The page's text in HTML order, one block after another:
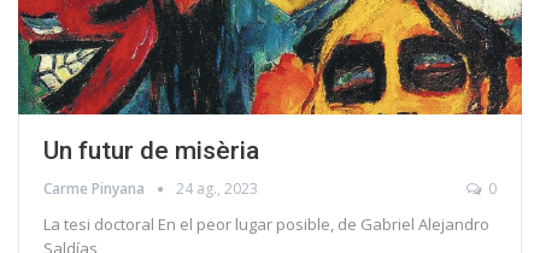
Un futur de misèria
Carme Pinyana 24 ag., 2023 0
La tesi doctoral En el peor lugar posible, de Gabriel Alejandro
Saldías,